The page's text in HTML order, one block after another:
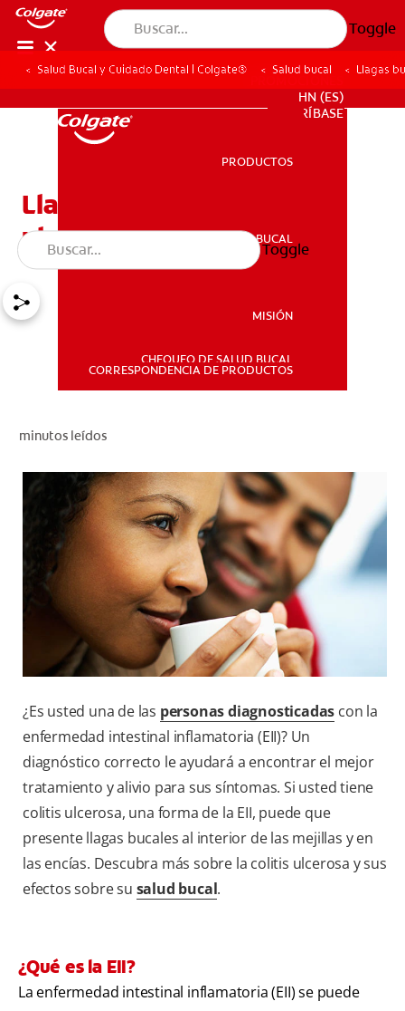
Toggle
SALUD BUCAL
PROMOCIONES
HN (ES)
SUSCRÍBASE
HN (ES)
SUSCRÍBASE
PRODUCTOS
SALUD BUCAL
MISIÓN
CHEQUEO DE SALUD BUCAL
CORRESPONDENCIA DE PRODUCTOS
Toggle
Salud Bucal y Cuidado Dental | Colgate® Salud bucal Llagas
Llagas bucales por colitis
ulcerosa
minutos leídos
¿Es usted una de las personas diagnosticadas con la
enfermedad intestinal inflamatoria (EII)? Un
diagnóstico correcto le ayudará a encontrar el mejor
tratamiento y alivio para sus síntomas. Si usted tiene
colitis ulcerosa, una forma de la EII, puede que
presente llagas bucales al interior de las mejillas y en
las encías. Descubra más sobre la colitis ulcerosa y sus
efectos sobre su salud bucal.
¿Qué es la EII?
La enfermedad intestinal inflamatoria (EII) se puede